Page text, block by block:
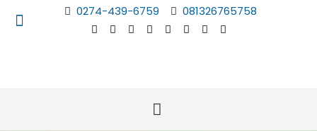
0274-439-6759 081326765758